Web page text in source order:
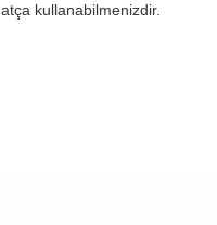
kullanabilmenizdir.